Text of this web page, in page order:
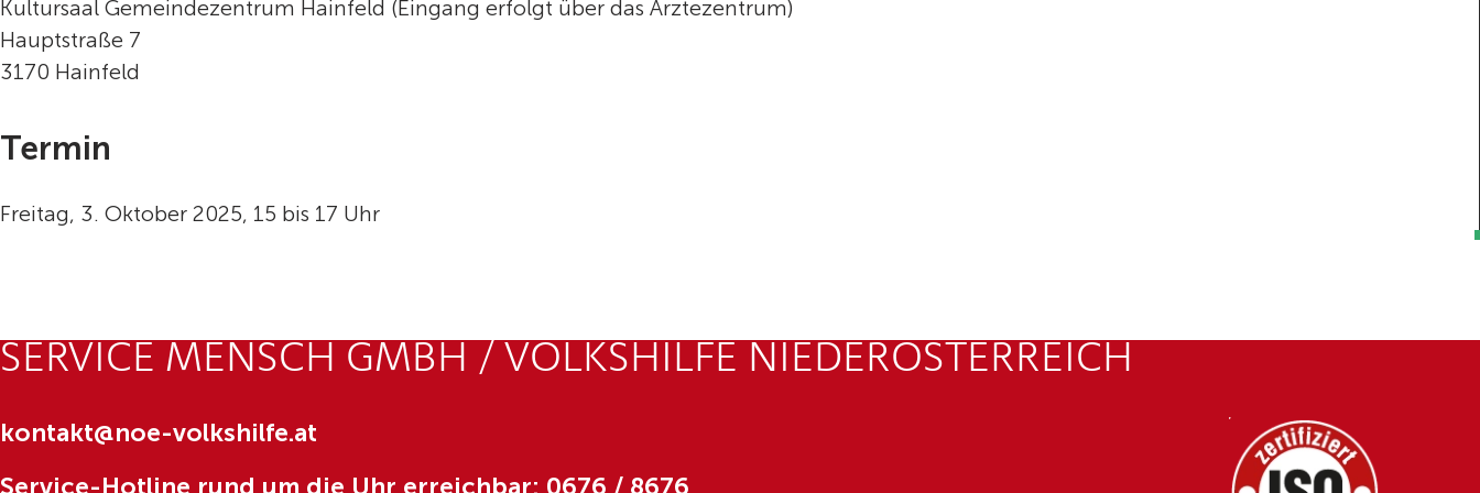
Kultursaal Gemeindezentrum Hainfeld (Eingang erfolgt über das Ärztezentrum)
Hauptstraße 7
3170 Hainfeld
Termin
Freitag, 3. Oktober 2025, 15 bis 17 Uhr
SERVICE MENSCH GMBH / VOLKSHILFE NIEDERÖSTERREICH
kontakt@noe-volkshilfe.at
Service-Hotline rund um die Uhr erreichbar: 0676 / 8676